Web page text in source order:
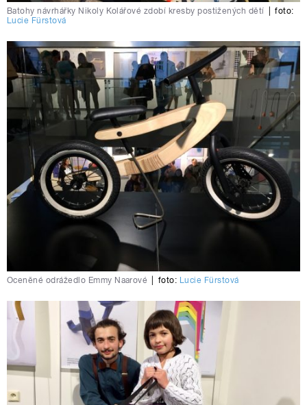
Batohy návrhářky Nikoly Kolářové zdobí kresby postižených dětí
foto:
Lucie Fürstová
Oceněné odrážedlo Emmy Naarové foto: Lucie Fürstová